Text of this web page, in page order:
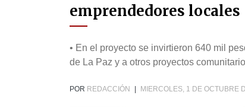
emprendedores locales
• En el proyecto se invirtieron 640 mil
de La Paz y a otros proyectos
POR REDACCIÓN MIERCOLES, 1 DE OCTUBRE